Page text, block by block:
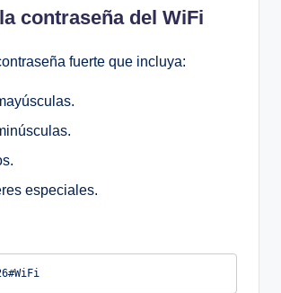
contraseña del WiFi
fuerte que incluya:
especiales.
MiCasa@2026#WiFi